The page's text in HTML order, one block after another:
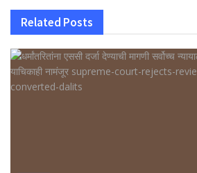
Related Posts